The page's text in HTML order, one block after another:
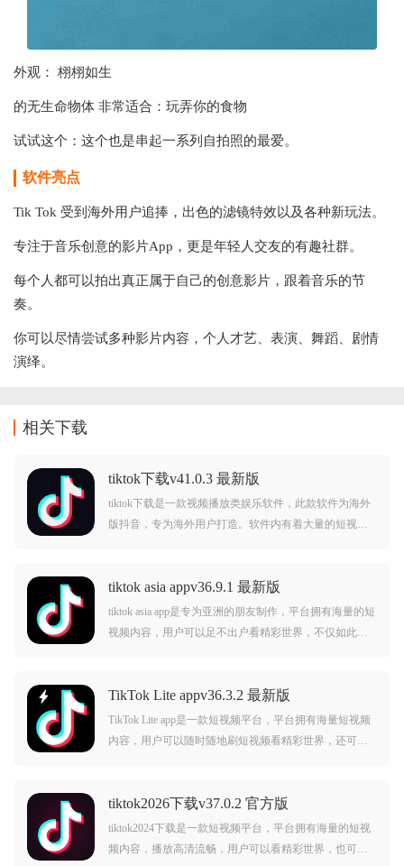
外观： 栩栩如生
的无生命物体 非常适合：玩弄你的食物
试试这个：这个也是串起一系列自拍照的最爱。
软件亮点
Tik Tok 受到海外用户追捧，出色的滤镜特效以及各种新玩法。
专注于音乐创意的影片App，更是年轻人交友的有趣社群。
每个人都可以拍出真正属于自己的创意影片，跟着音乐的节
奏。
你可以尽情尝试多种影片内容，个人才艺、表演、舞蹈、剧情
演绎。
相关下载
tiktok下载v41.0.3 最新版
tiktok下载是一款视频播放类娱乐软件，此款软件为海外
版抖音，专为海外用户打造。软件内有着大量的短视频
站下载使用。
tiktok asia appv36.9.1 最新版
tiktok asia app是专为亚洲的朋友制作，平台拥有海量的短
视频内容，用户可以足不出户看精彩世界，不仅如此，
TikTok Lite appv36.3.2 最新版
TikTok Lite app是一款短视频平台，平台拥有海量短视频
内容，用户可以随时随地刷短视频看精彩世界，还可以
tiktok2026下载v37.0.2 官方版
tiktok2024下载是一款短视频平台，平台拥有海量的短视
频内容，播放高清流畅，用户可以看精彩世界，也可以